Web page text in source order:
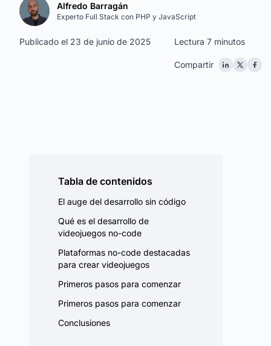
Alfredo Barragán
Experto Full Stack con PHP y JavaScript
Lectura 7 minutos
Publicado el 23 de junio de 2025
Compartir
Tabla de contenidos
El auge del desarrollo sin código
Qué es el desarrollo de
videojuegos no-code
Plataformas no-code destacadas
para crear videojuegos
Primeros pasos para comenzar
Primeros pasos para comenzar
Conclusiones